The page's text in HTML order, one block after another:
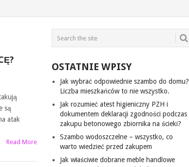
są
atak
Read More
OSTATNIE WPISY
Jak wybrać odpowiednie szambo do domu?
Liczba mieszkańców to nie wszystko.
Jak rozumieć atest higieniczny PZH i
dokumentem deklaracji zgodności podczas
zakupu betonowego zbiornika na ścieki?
Szambo wodoszczelne – wszystko, co
warto wiedzieć przed zakupem
Jak właściwie dobrane meble handlowe